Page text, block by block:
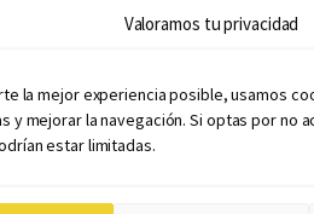
Valoramos tu privacidad
la mejor experiencia posible, usamos
y mejorar la navegación. Si optas por no
estar limitadas.